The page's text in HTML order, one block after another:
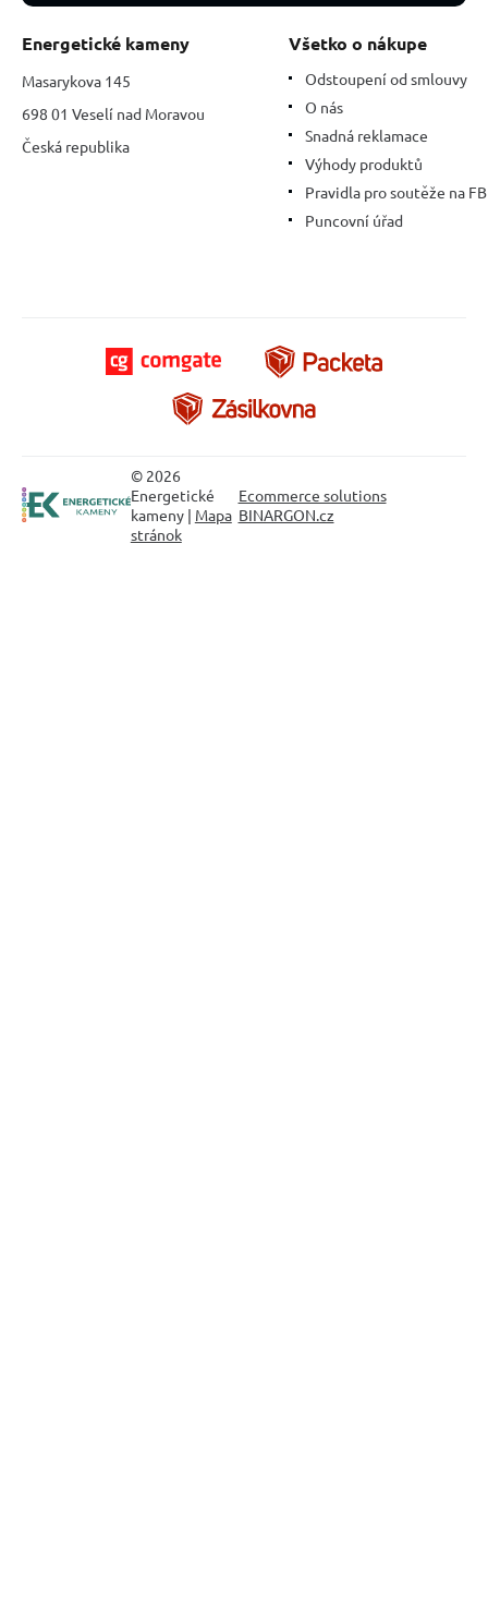
Energetické kameny
Masarykova 145
698 01 Veselí nad Moravou
Česká republika
Všetko o nákupe
Odstoupení od smlouvy
O nás
Snadná reklamace
Výhody produktů
Pravidla pro soutěže na FB
Puncovní úřad
© 2026
Energetické
kameny | Mapa
stránok
Ecommerce solutions
BINARGON.cz